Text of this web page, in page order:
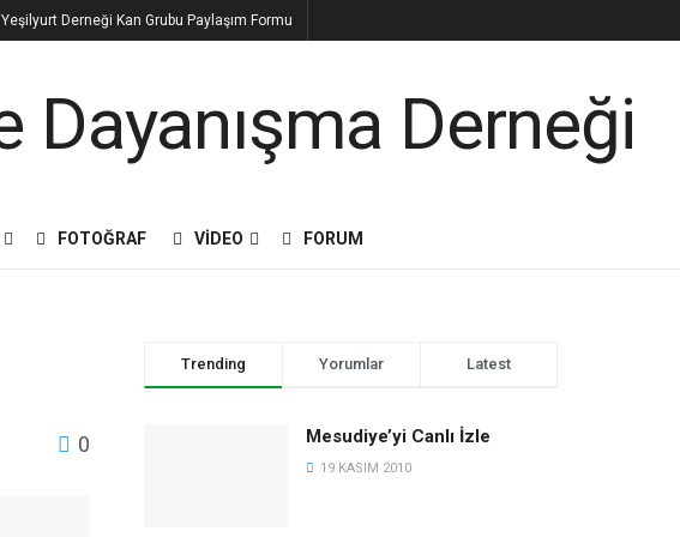
Yeşilyurt Derneği Kan Grubu Paylaşım Formu
FOTOĞRAF VIDEO FORUM
0
Trending Yorumlar Latest
Mesudiye’yi Canlı İzle
19 KASIM 2010